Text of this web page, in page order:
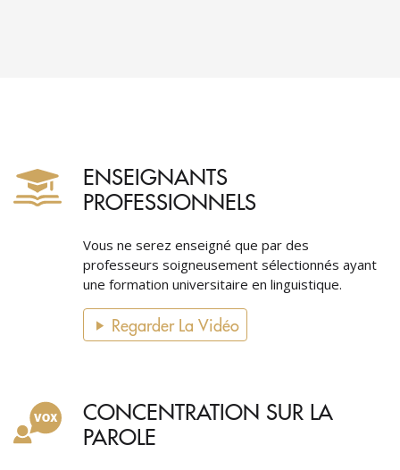
ENSEIGNANTS
PROFESSIONNELS
Vous ne serez enseigné que par des
professeurs soigneusement sélectionnés ayant
une formation universitaire en linguistique.
Regarder La Vidéo
CONCENTRATION SUR LA
PAROLE